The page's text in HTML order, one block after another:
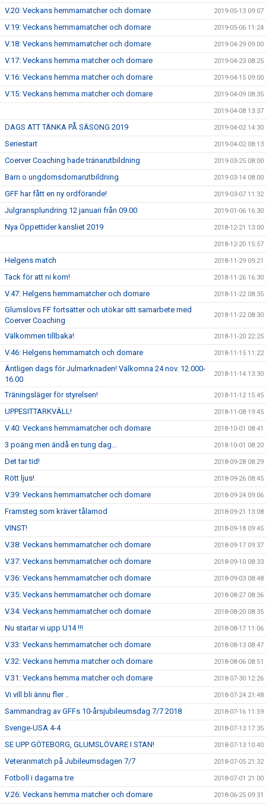
V.20: Veckans hemmamatcher och domare 2019-05-13 09:07
V.19: Veckans hemmamatcher och domare 2019-05-06 11:24
V.18: Veckans hemmamatcher och domare 2019-04-29 09:00
V.17: Veckans hemma matcher och domare 2019-04-23 08:25
V.16: Veckans hemma matcher och domare 2019-04-15 09:00
V.15: Veckans hemma matcher och domare 2019-04-09 08:35
2019-04-08 13:37
DAGS ATT TÄNKA PÅ SÄSONG 2019 2019-04-02 14:30
Seriestart 2019-04-02 08:13
Coerver Coaching hade tränarutbildning 2019-03-25 08:00
Barn o ungdomsdomarutbildning 2019-03-14 08:00
GFF har fått en ny ordförande! 2019-03-07 11:32
Julgransplundring 12 januari från 09.00 2019-01-06 16:30
Nya Öppettider kansliet 2019 2018-12-21 13:00
2018-12-20 15:57
Helgens match 2018-11-29 09:21
Tack för att ni kom! 2018-11-26 16:30
V.47: Helgens hemmamatcher och domare 2018-11-22 08:35
Glumslövs FF fortsätter och utökar sitt samarbete med
Coerver Coaching
2018-11-22 08:30
Välkommen tillbaka! 2018-11-20 22:25
V.46: Helgens hemmamatch och domare 2018-11-15 11:22
Äntligen dags för Julmarknaden! Välkomna 24 nov. 12.000-
16.00
2018-11-14 13:30
Träningsläger för styrelsen! 2018-11-12 15:45
UPPESITTARKVÄLL! 2018-11-08 19:45
V.40: Veckans hemmamatcher och domare 2018-10-01 08:41
3 poäng men ändå en tung dag... 2018-10-01 08:20
Det tar tid! 2018-09-28 08:29
Rött ljus! 2018-09-26 08:45
V.39: Veckans hemmamatcher och domare 2018-09-24 09:06
Framsteg som kräver tålamod 2018-09-21 13:08
VINST! 2018-09-18 09:45
V.38: Veckans hemmamatcher och domare 2018-09-17 09:37
V.37: Veckans hemmamatcher och domare 2018-09-10 08:33
V.36: Veckans hemmamatcher och domare 2018-09-03 08:48
V.35: Veckans hemmamatcher och domare 2018-08-27 08:36
V.34: Veckans hemmamatcher och domare 2018-08-20 08:35
Nu startar vi upp U14 !!! 2018-08-17 11:06
V.33: Veckans hemmamatcher och domare 2018-08-13 08:47
V.32: Veckans hemma matcher och domare 2018-08-06 08:51
V.31: Veckans hemma matcher och domare 2018-07-30 12:26
Vi vill bli ännu fler .. 2018-07-24 21:48
Sammandrag av GFFs 10-årsjubileumsdag 7/7 2018 2018-07-16 11:59
Sverige-USA 4-4 2018-07-13 17:35
SE UPP GÖTEBORG, GLUMSLÖVARE I STAN! 2018-07-13 10:40
Veteranmatch på Jubileumsdagen 7/7 2018-07-05 21:32
Fotboll i dagarna tre 2018-07-01 21:00
V.26: Veckans hemma matcher och domare 2018-06-25 09:31